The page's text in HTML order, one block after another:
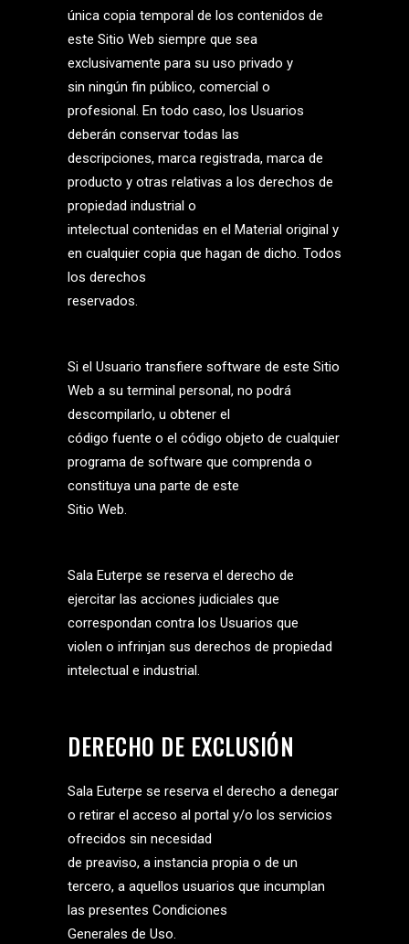
única copia temporal de los contenidos de
este Sitio Web siempre que sea
exclusivamente para su uso privado y
sin ningún fin público, comercial o
profesional. En todo caso, los Usuarios
deberán conservar todas las
descripciones, marca registrada, marca de
producto y otras relativas a los derechos de
propiedad industrial o
intelectual contenidas en el Material original y
en cualquier copia que hagan de dicho. Todos
los derechos
reservados.
Si el Usuario transfiere software de este Sitio
Web a su terminal personal, no podrá
descompilarlo, u obtener el
código fuente o el código objeto de cualquier
programa de software que comprenda o
constituya una parte de este
Sitio Web.
Sala Euterpe se reserva el derecho de
ejercitar las acciones judiciales que
correspondan contra los Usuarios que
violen o infrinjan sus derechos de propiedad
intelectual e industrial.
DERECHO DE EXCLUSIÓN
Sala Euterpe se reserva el derecho a denegar
o retirar el acceso al portal y/o los servicios
ofrecidos sin necesidad
de preaviso, a instancia propia o de un
tercero, a aquellos usuarios que incumplan
las presentes Condiciones
Generales de Uso.